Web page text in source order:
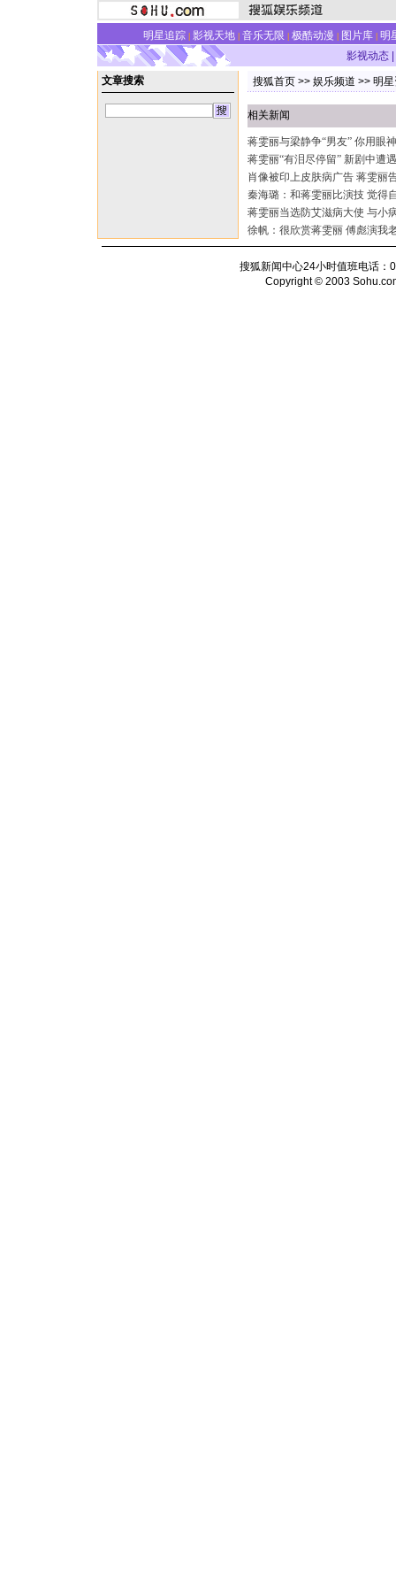
明星追踪 影视天地 音乐无限 极酷动漫 图片库 明
影视动态
文章搜索
搜狐首页 >> 娱乐频道 >> 明
相关新闻
蒋雯丽与梁静争“男友” 你用眼
蒋雯丽“有泪尽停留” 新剧中遭
肖像被印上皮肤病广告 蒋雯丽
秦海璐：和蒋雯丽比演技 觉得
蒋雯丽当选防艾滋病大使 与小
徐帆：很欣赏蒋雯丽 傅彪演我
搜狐新闻中心24小时值班电话
Copyright © 2003